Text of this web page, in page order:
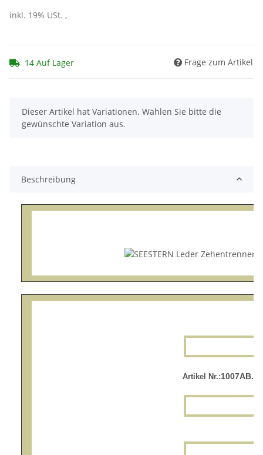
inkl. 19% USt. ,
14 Auf Lager Frage zum Artikel
x
Dieser Artikel hat Variationen. Wählen Sie bitte die
gewünschte Variation aus.
Beschreibung
Artikel Nr.: